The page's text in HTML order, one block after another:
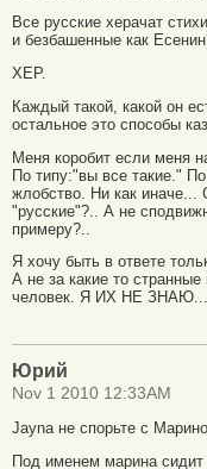
Все русские херачат
и безбашенные как
ХЕР.
Каждый такой, какой он
остальное это способы
Меня коробит если меня
По типу:"вы все такие."
жлобство. Ни как иначе...
"русские"?.. А не
примеру?..
Я хочу быть в ответе
А не за какие то странные
человек. Я ИХ НЕ ЗНАЮ...
Юрий
Nov 1 2010 12:33AM
Jayna не спорьте с
Под именем марина